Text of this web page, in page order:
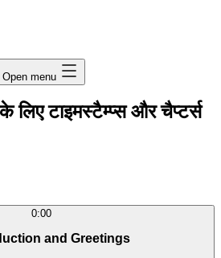
Open menu
लिए टाइमस्टैम्प्स और चैप्टर्स
0:00
and Greetings